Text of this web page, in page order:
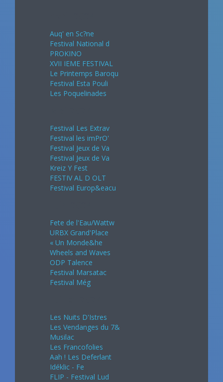
Auq' en Sc?ne
Festival National d
PROKINO
XVII IEME FESTIVAL
Le Printemps Baroqu
Festival Esta Pouli
Les Poquelinades
Festival Les Extrav
Festival les imPrO'
Festival Jeux de Va
Festival Jeux de Va
Kreiz Y Fest
FESTIV AL D OLT
Festival Europ&eacu
Fete de l'Eau/Wattw
URBX Grand'Place
« Un Monde&he
Wheels and Waves
ODP Talence
Festival Marsatac
Festival Még
Les Nuits D'Istres
Les Vendanges du 7&
Musilac
Les Francofolies
Aah ! Les Deferlant
Idéklic - Fe
FLIP - Festival Lud